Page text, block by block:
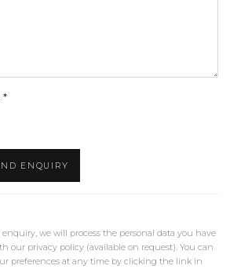
*
ENQUIRY
we will process the personal data you have
our privacy policy (available on request). You can
preferences at any time by clicking the link in